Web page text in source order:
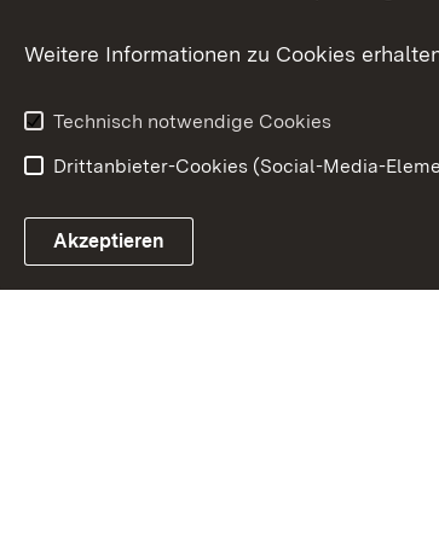
Link zum Landesportal
Weitere Informationen zu Cookies
Technisch notwendige Cookies
Drittanbieter-Cookies (Social-Media-
Akzeptieren